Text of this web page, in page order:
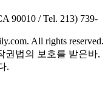
90010 / Tel. 213) 739-
All rights reserved.
권법의 보호를 받은바,
.